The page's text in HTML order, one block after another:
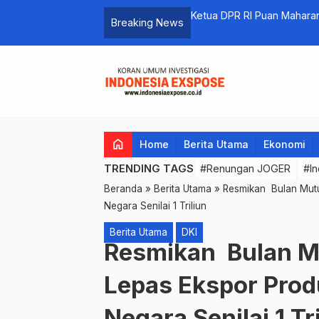
Breaking News
Tidak Memiliki Nilai Guna,
home Home Berita Utama Ekonomi
TRENDING TAGS #Renungan JOGER
Beranda » Berita Utama » Resmikan Bulan
Negara Senilai 1 Triliun
Berita Utama DKI
Resmikan Bulan
Lepas Ekspor